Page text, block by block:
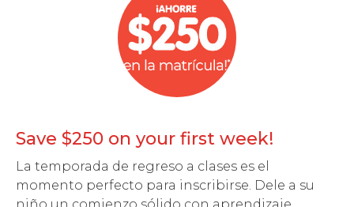
Save $250 on your first week!
La temporada de regreso a clases es el
momento perfecto para inscribirse. Dele a su